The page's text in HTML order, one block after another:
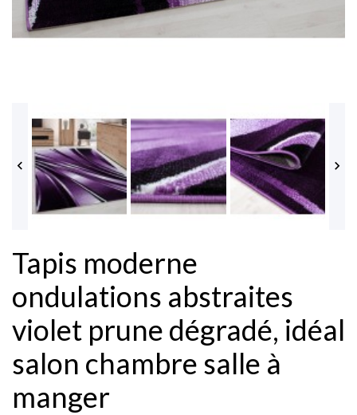
 
Tapis moderne
ondulations abstraites
violet prune dégradé, idéal
salon chambre salle à
manger